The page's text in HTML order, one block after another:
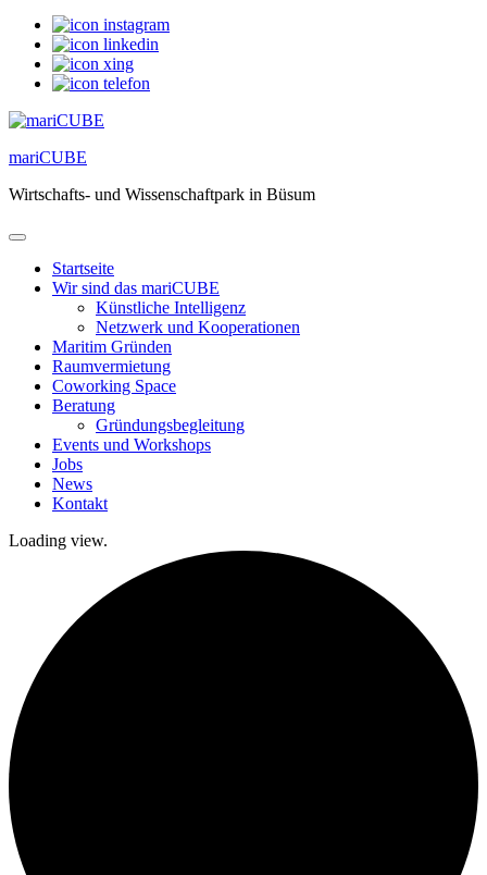
mariCUBE
Wirtschafts- und Wissenschaftpark in Büsum
Startseite
Wir sind das mariCUBE
Künstliche Intelligenz
Netzwerk und Kooperationen
Maritim Gründen
Raumvermietung
Coworking Space
Beratung
Gründungsbegleitung
Events und Workshops
Jobs
News
Kontakt
Loading view.